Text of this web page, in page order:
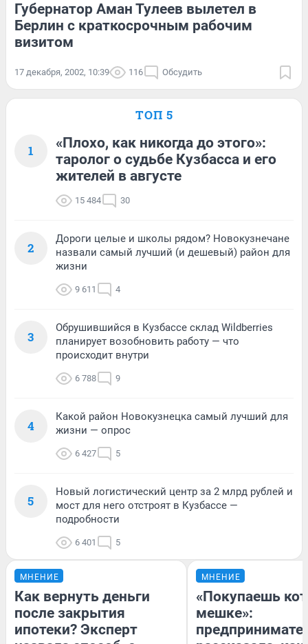
Губернатор Аман Тулеев вылетел в
Берлин с краткосрочным рабочим
визитом
17 декабря, 2002, 10:39 116 Обсудить
ТОП 5
1
«Плохо, как никогда до этого»:
таролог о судьбе Кузбасса и его
жителей в августе
15 484 30
2
Дороги целые и школы рядом? Новокузнечане
назвали самый лучший (и дешевый) район для
жизни
9 611 4
3
Обрушившийся в Кузбассе склад Wildberries
планирует возобновить работу — что
происходит внутри
6 788 9
4
Какой район Новокузнецка самый лучший для
жизни — опрос
6 427 5
5
Новый логистический центр за 2 млрд рублей и
мост для него отстроят в Кузбассе —
подробности
6 401 5
МНЕНИЕ
Как вернуть деньги
после закрытия
ипотеки? Эксперт
МНЕНИЕ
«Покупаешь
мешке»: